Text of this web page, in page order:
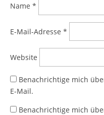
Name *
E-Mail-Adresse *
Website
Benachrichtige mich
E-Mail.
Benachrichtige mich